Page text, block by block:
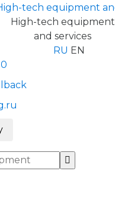
High-tech equipment
and services
RU EN